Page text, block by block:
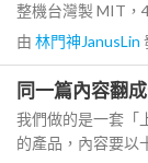
整機台灣製 MIT，
由 林門神JanusLin
同一篇內容翻
我們做的是一套「
的產品，內容要以